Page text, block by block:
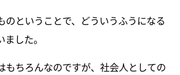
のということで、どういうふうになる
した。
もちろんなのですが、社会人としての